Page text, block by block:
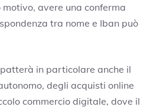
avere una conferma
tra nome e Iban può
in particolare anche il
degli acquisti online
commercio digitale, dove il